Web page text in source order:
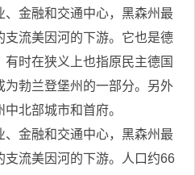
、金融和交通中心，黑森州最
支流美因河的下游。它也是德
时在狭义上也指原民主德国
为勃兰登堡州的一部分。另外
北部城市和首府。
、金融和交通中心，黑森州最
支流美因河的下游。人口约66